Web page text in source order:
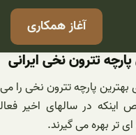
آغاز همکاری
تترون نخی ایرانی
پارچه تترون نخی را می
در سالهای اخیر
تر بهره می گیرند.